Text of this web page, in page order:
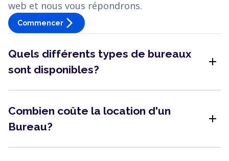
web et nous vous répondrons.
Commencer arrow_forward_ios
Quels différents types de bureaux
sont disponibles?
add
Combien coûte la location d'un
Bureau?
add